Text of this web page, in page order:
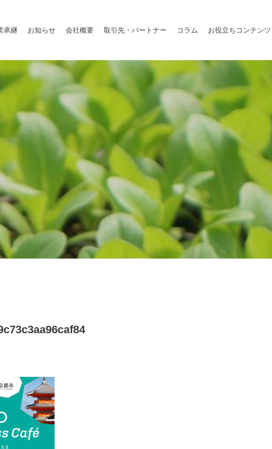
承継 お知らせ 会社概要 取引先・パートナー コラム お役立ちコンテンツ